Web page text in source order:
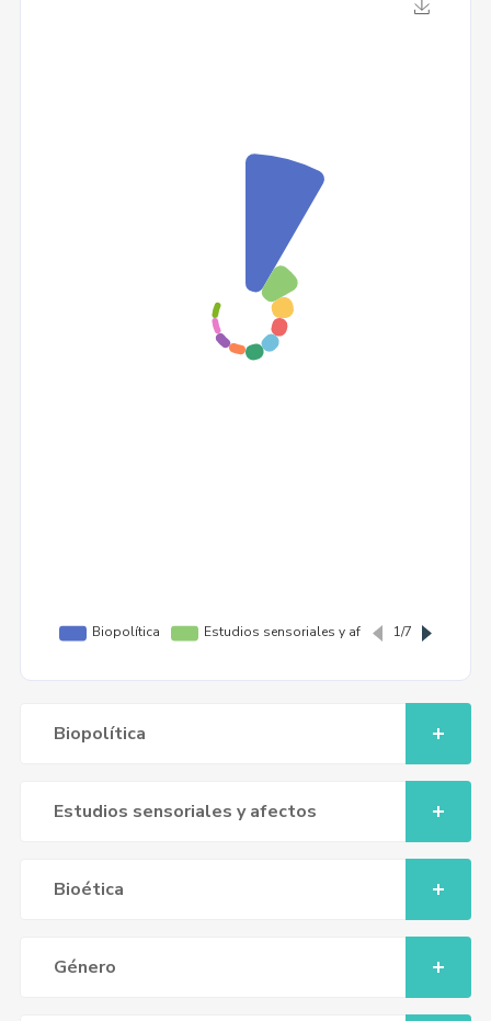
Biopolítica
Estudios sensoriales y afectos
Bioética
Género